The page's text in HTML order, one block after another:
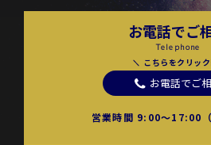
お電話でご
Telephone
こちらをクリッ
お電話でご
営業時間 9:00〜17:00（